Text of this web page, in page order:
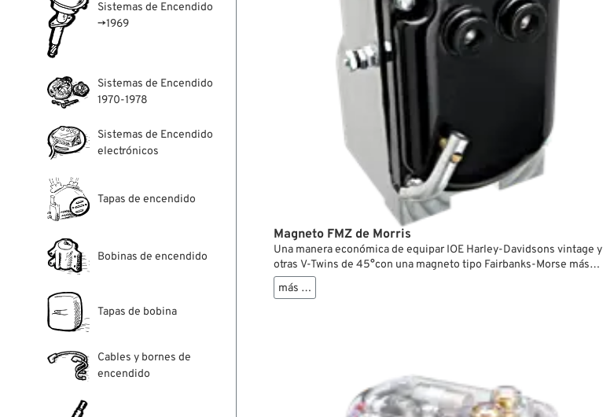
Sistemas de Encendido
→1969
Sistemas de Encendido
1970-1978
Sistemas de Encendido
electrónicos
Tapas de encendido
Bobinas de encendido
Tapas de bobina
Cables y bornes de
encendido
Magneto FMZ de Morris
Una manera económica de equipar IOE Harley-Davidsons vintage y
otras V-Twins de 45°con una magneto tipo Fairbanks-Morse más
moderna y fiable. En realidad se trata de una magneto de eficacia
probada de Morris con base de montaje estilo ZEV de Bosch. El
más …